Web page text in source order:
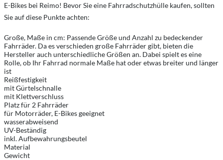
E-Bikes bei Reimo! Bevor Sie eine Fahrradschutzhülle kaufen, sollten
Sie auf diese Punkte achten:
Große, Maße in cm: Passende Größe und Anzahl zu bedeckender
Fahrräder. Da es verschieden große Fahrräder gibt, bieten die
Hersteller auch unterschiedliche Größen an. Dabei spielt es eine
Rolle, ob Ihr Fahrrad normale Maße hat oder etwas breiter und länger
ist
Reißfestigkeit
mit Gürtelschnalle
mit Klettverschluss
Platz für 2 Fahrräder
für Motorräder, E-Bikes geeignet
wasserabweisend
UV-Beständig
inkl. Aufbewahrungsbeutel
Material
Gewicht